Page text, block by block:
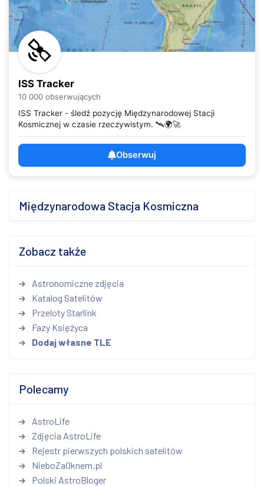
ISS Tracker
10 000 obserwujących
ISS Tracker - śledź pozycję Międzynarodowej Stacji
Kosmicznej w czasie rzeczywistym. 🛰️🌍🚀
Obserwuj
Międzynarodowa Stacja Kosmiczna
Zobacz także
Astronomiczne zdjęcia
Katalog Satelitów
Przeloty Starlink
Fazy Księżyca
Dodaj własne TLE
Polecamy
AstroLife
Zdjęcia AstroLife
Rejestr pierwszych polskich satelitów
NieboZaOknem.pl
Polski AstroBloger